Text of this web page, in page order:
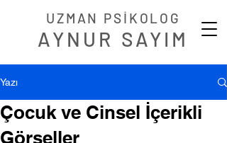
UZMAN PSİKOLOG
AYNUR SAYIM
Yazı
Çocuk ve Cinsel İçerikli
Görseller